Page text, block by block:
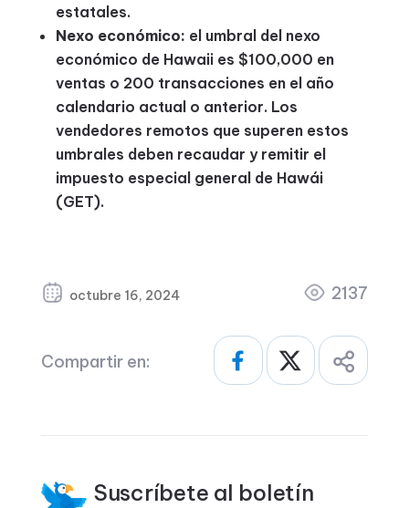
estatales.
Nexo económico: el umbral del nexo
económico de Hawaii es $100,000 en
ventas o 200 transacciones en el año
calendario actual o anterior. Los
vendedores remotos que superen estos
umbrales deben recaudar y remitir el
impuesto especial general de Hawái
(GET).
octubre 16, 2024 2137
Compartir en:
Suscríbete al boletín